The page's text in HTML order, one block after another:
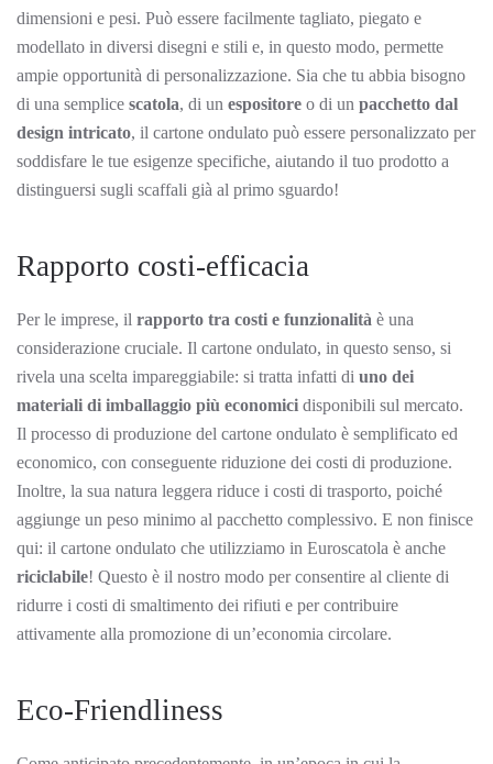
dimensioni e pesi. Può essere facilmente tagliato, piegato e
modellato in diversi disegni e stili e, in questo modo, permette
ampie opportunità di personalizzazione. Sia che tu abbia bisogno
di una semplice scatola, di un espositore o di un pacchetto dal
design intricato, il cartone ondulato può essere personalizzato per
soddisfare le tue esigenze specifiche, aiutando il tuo prodotto a
distinguersi sugli scaffali già al primo sguardo!
Rapporto costi-efficacia
Per le imprese, il rapporto tra costi e funzionalità è una
considerazione cruciale. Il cartone ondulato, in questo senso, si
rivela una scelta impareggiabile: si tratta infatti di uno dei
materiali di imballaggio più economici disponibili sul mercato.
Il processo di produzione del cartone ondulato è semplificato ed
economico, con conseguente riduzione dei costi di produzione.
Inoltre, la sua natura leggera riduce i costi di trasporto, poiché
aggiunge un peso minimo al pacchetto complessivo. E non finisce
qui: il cartone ondulato che utilizziamo in Euroscatola è anche
riciclabile! Questo è il nostro modo per consentire al cliente di
ridurre i costi di smaltimento dei rifiuti e per contribuire
attivamente alla promozione di un’economia circolare.
Eco-Friendliness